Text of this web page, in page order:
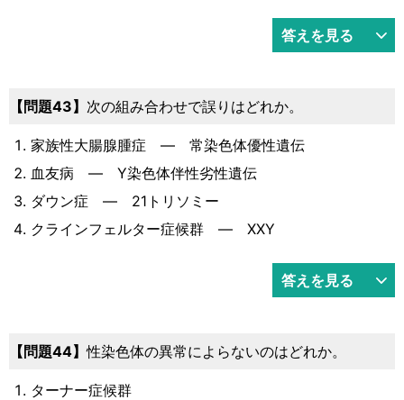
答えを見る
問題43 次の組み合わせで誤りはどれか。
家族性大腸腺腫症 ― 常染色体優性遺伝
血友病 ― Y染色体伴性劣性遺伝
ダウン症 ― 21トリソミー
クラインフェルター症候群 ― XXY
答えを見る
問題44 性染色体の異常によらないのはどれか。
ターナー症候群